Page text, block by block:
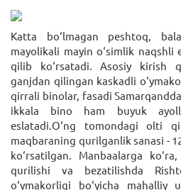
Katta bo‘lmagan peshtoq,
mayolikali mayin o‘simlik
qilib ko‘rsatadi. Asosiy kirish
ganjdan qilingan kaskadli
qirrali binolar, fasadi
ikkala bino ham buyuk
eslatadi.O‘ng tomondagi olti
maqbaraning qurilganlik sanasi -
ko‘rsatilgan. Manbaalarga
qurilishi va bezatilishda
o‘ymakorligi bo‘yicha mahalliy